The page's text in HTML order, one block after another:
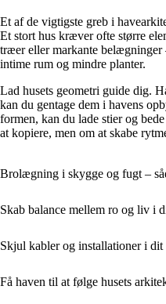
Et af de vigtigste greb i
Et stort hus kræver ofte større
træer eller markante
intime rum og mindre planter.
Lad husets geometri guide dig.
kan du gentage dem i havens
formen, kan du lade stier og
at kopiere, men om at skabe
Brolægning i skygge og fugt –
Skab balance mellem ro og liv i
Skjul kabler og installationer i
Få haven til at følge husets